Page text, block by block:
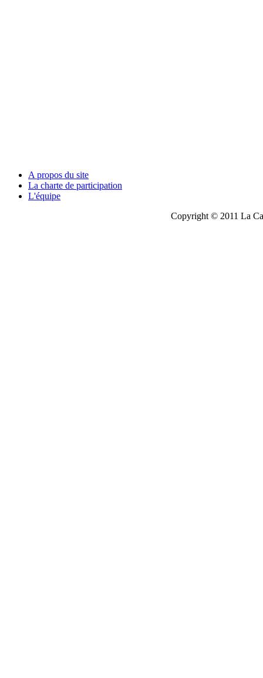
A propos du site
La charte de participation
L'équipe
Copyright © 2011 La